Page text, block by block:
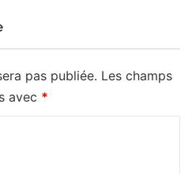
pas publiée. Les champs
avec *